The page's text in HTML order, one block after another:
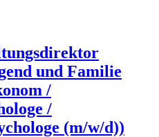
und Familie
/
/
(m/w/d))